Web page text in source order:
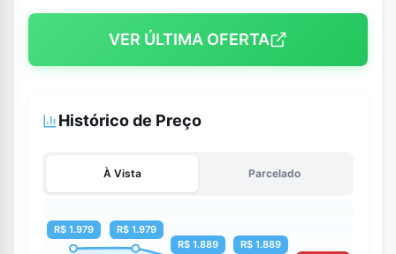
VER ÚLTIMA OFERTA
Histórico de Preço
À Vista Parcelado